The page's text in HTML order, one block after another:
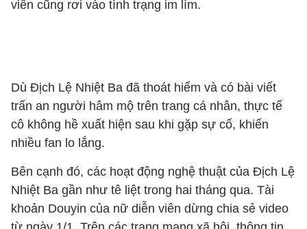
viên cũng rơi vào tình trạng im lìm.
Dù Địch Lệ Nhiệt Ba đã thoát hiểm và có bài viết
trấn an người hâm mộ trên trang cá nhân, thực tế
cô không hề xuất hiện sau khi gặp sự cố, khiến
nhiều fan lo lắng.
Bên cạnh đó, các hoạt động nghệ thuật của Địch Lệ
Nhiệt Ba gần như tê liệt trong hai tháng qua. Tài
khoản Douyin của nữ diễn viên dừng chia sẻ video